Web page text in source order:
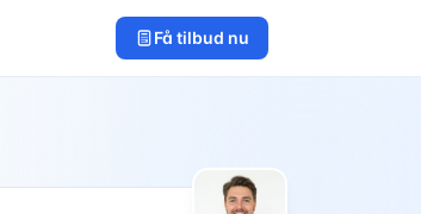
Få tilbud nu